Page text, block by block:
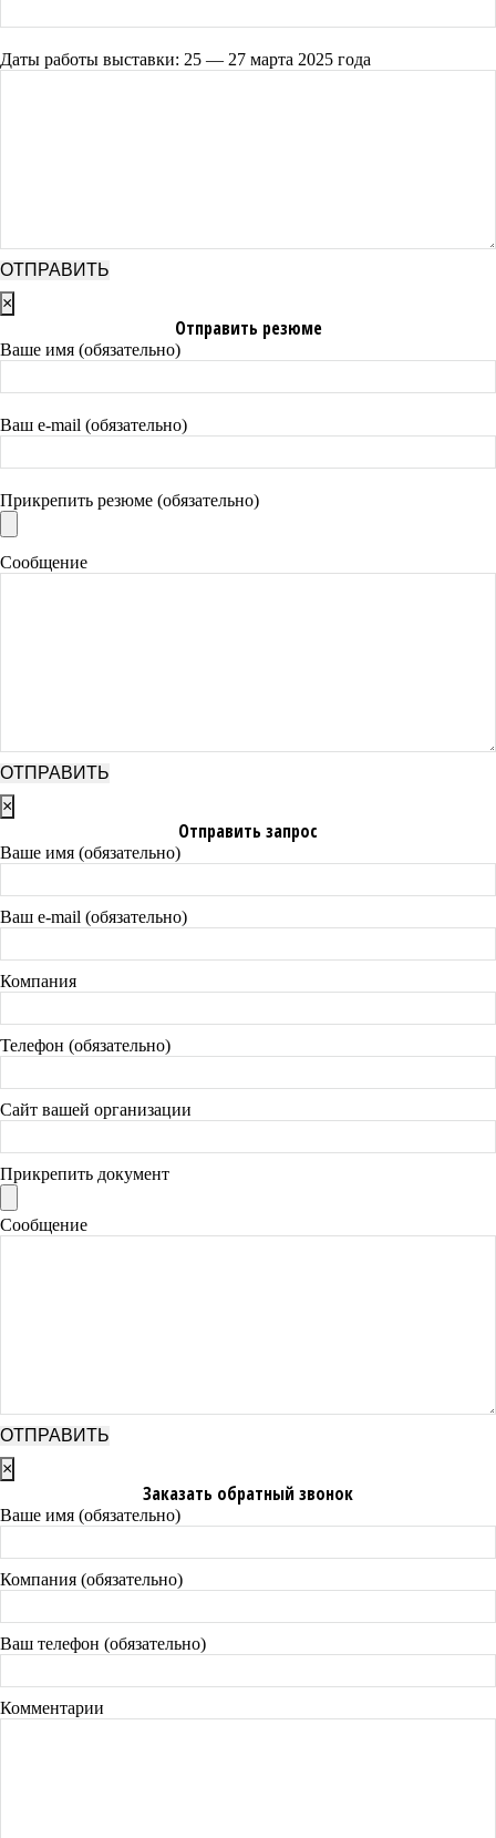
Даты работы выставки: 25 — 27 марта 2025 года
×
Отправить резюме
Ваше имя (обязательно)
Ваш e-mail (обязательно)
Прикрепить резюме (обязательно)
Сообщение
×
Отправить запрос
Ваше имя (обязательно)
Ваш e-mail (обязательно)
Компания
Телефон (обязательно)
Сайт вашей организации
Прикрепить документ
Сообщение
×
Заказать обратный звонок
Ваше имя (обязательно)
Компания (обязательно)
Ваш телефон (обязательно)
Комментарии